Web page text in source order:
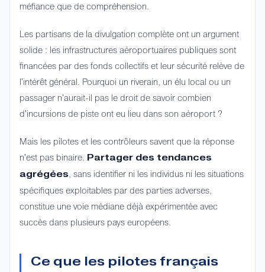
méfiance que de compréhension.
Les partisans de la divulgation complète ont un argument
solide : les infrastructures aéroportuaires publiques sont
financées par des fonds collectifs et leur sécurité relève de
l'intérêt général. Pourquoi un riverain, un élu local ou un
passager n'aurait-il pas le droit de savoir combien
d'incursions de piste ont eu lieu dans son aéroport ?
Mais les pilotes et les contrôleurs savent que la réponse
n'est pas binaire. Partager des tendances
agrégées, sans identifier ni les individus ni les situations
spécifiques exploitables par des parties adverses,
constitue une voie médiane déjà expérimentée avec
succès dans plusieurs pays européens.
Ce que les pilotes français